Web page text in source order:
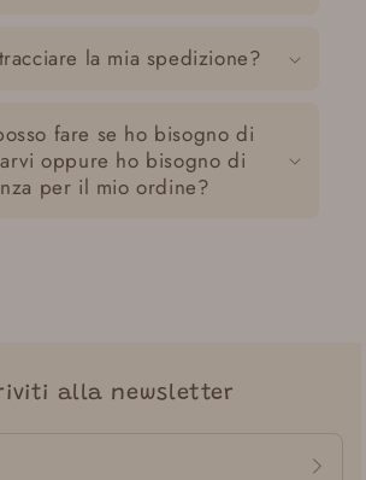
la mia spedizione?
fare se ho bisogno di
oppure ho bisogno di
per il mio ordine?
alla newsletter